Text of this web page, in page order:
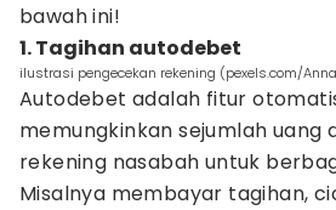
bawah ini!
1. Tagihan autodebet
ilustrasi pengecekan rekening (pexels.com/
Autodebet adalah fitur
memungkinkan sejumlah uang
rekening nasabah untuk
Misalnya membayar tagihan,